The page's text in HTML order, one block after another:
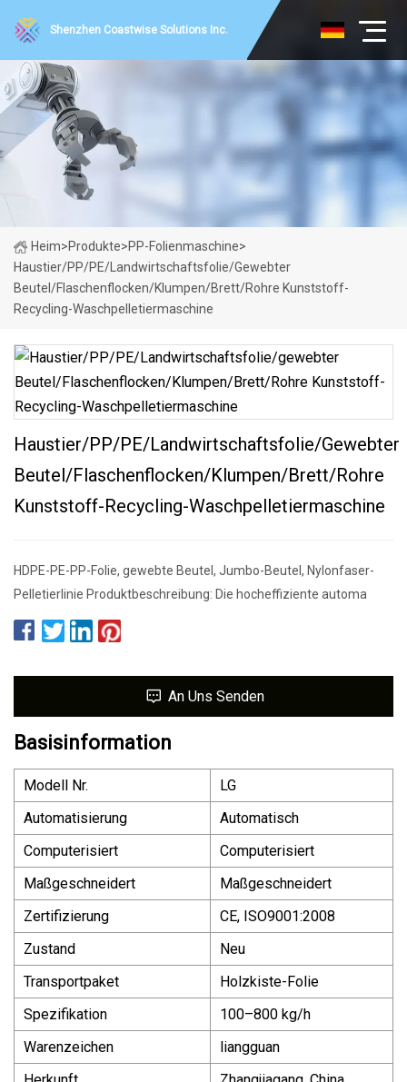
Shenzhen Coastwise Solutions Inc.
Heim>Produkte>PP-Folienmaschine>
Haustier/PP/PE/Landwirtschaftsfolie/gewebter
Beutel/Flaschenflocken/Klumpen/Brett/Rohre Kunststoff-
Recycling-Waschpelletiermaschine
Haustier/PP/PE/Landwirtschaftsfolie/gewebter
Beutel/Flaschenflocken/Klumpen/Brett/Rohre
Kunststoff-Recycling-Waschpelletiermaschine
HDPE-PE-PP-Folie, gewebte Beutel, Jumbo-Beutel, Nylonfaser-
Pelletierlinie Produktbeschreibung: Die hocheffiziente automa
An Uns Senden
Basisinformation
Modell Nr.
LG
Automatisierung
Automatisch
Computerisiert
Computerisiert
Maßgeschneidert
Maßgeschneidert
Zertifizierung
CE, ISO9001:2008
Zustand
Neu
Transportpaket
Holzkiste-Folie
Spezifikation
100–800 kg/h
Warenzeichen
liangguan